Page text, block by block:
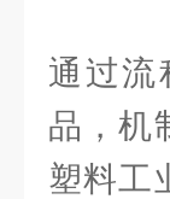
通过流
品，机
塑料工